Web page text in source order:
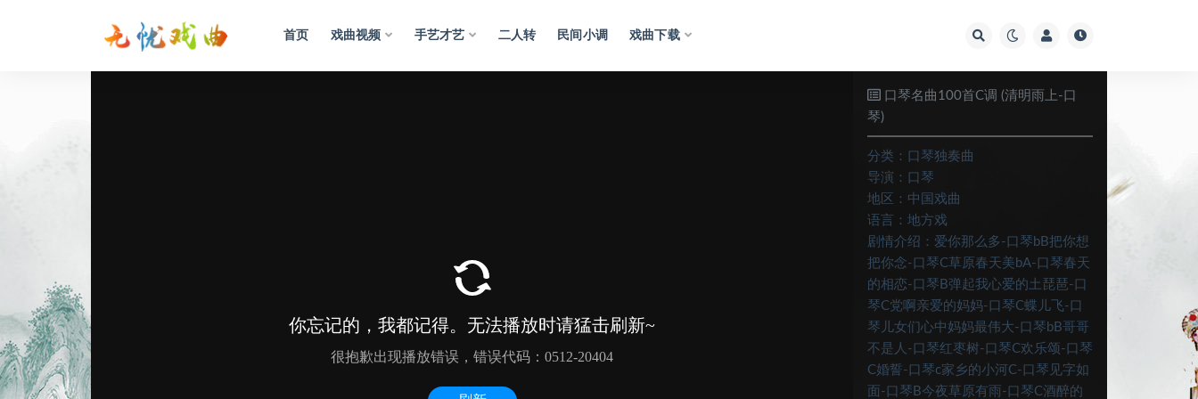
首页 戏曲视频 手艺才艺 二人转 民间小调 戏曲下载
口琴名曲100首C调 (清明雨上-口
琴)
分类： 口琴独奏曲
导演： 口琴
地区： 中国戏曲
语言： 地方戏
剧情介绍： 爱你那么多-口琴bB把你想
把你念-口琴C草原春天美bA-口琴春天
的相恋-口琴B弹起我心爱的土琵琶-口
琴C党啊亲爱的妈妈-口琴C蝶儿飞-口
琴儿女们心中妈妈最伟大-口琴bB哥哥
不是人-口琴红枣树-口琴C欢乐颂-口琴
C婚誓-口琴c家乡的小河C-口琴见字如
面-口琴B今夜草原有雨-口琴C酒醉的